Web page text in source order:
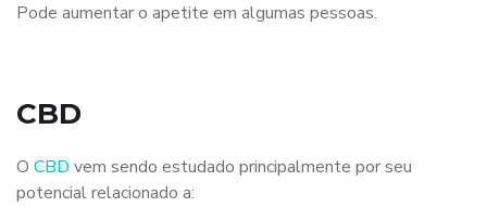
Pode aumentar o apetite em algumas pessoas.
CBD
O CBD vem sendo estudado principalmente por seu
potencial relacionado a: